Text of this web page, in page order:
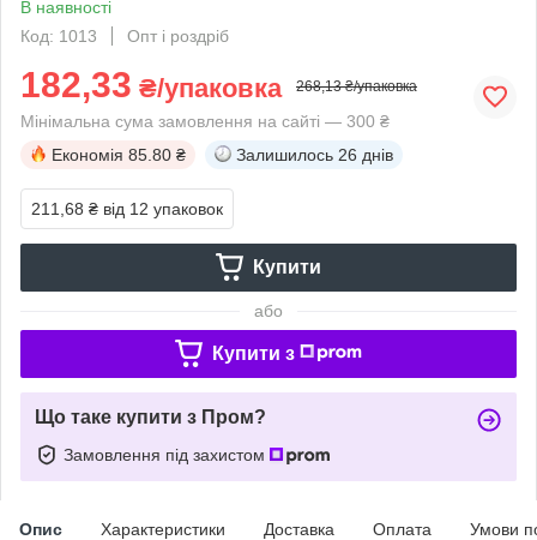
В наявності
Код: 1013
Опт і роздріб
182,33 ₴/упаковка 268,13 ₴/упаковка
Мінімальна сума замовлення на сайті — 300 ₴
Економія 85.80 ₴ Залишилось 26 днів
211,68 ₴ від 12 упаковок
Купити
або
Купити з
Що таке купити з Пром?
Замовлення під захистом
Опис Характеристики Доставка Оплата Умови